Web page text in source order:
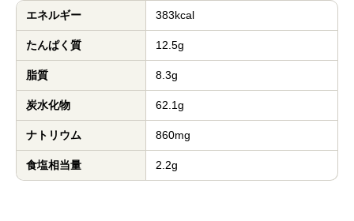
エネルギー 383kcal
たんぱく質 12.5g
脂質 8.3g
炭水化物 62.1g
ナトリウム 860mg
食塩相当量 2.2g